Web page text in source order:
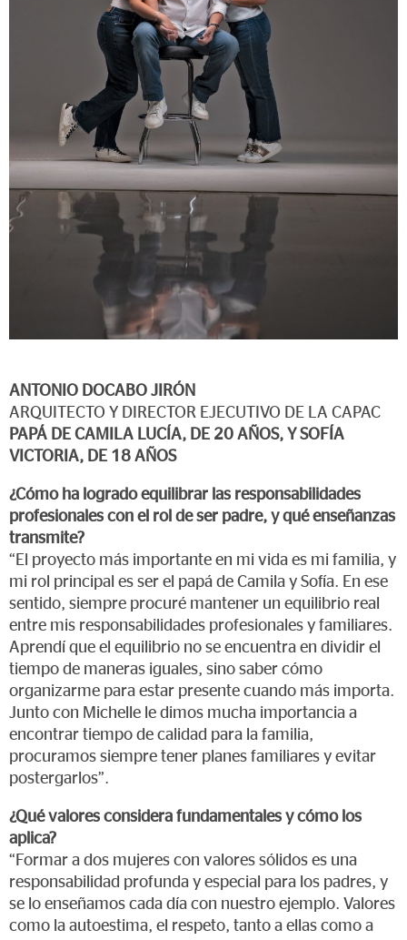
ANTONIO DOCABO JIRÓN
ARQUITECTO Y DIRECTOR EJECUTIVO DE LA CAPAC
PAPÁ DE CAMILA LUCÍA, DE 20 AÑOS, Y SOFÍA
VICTORIA, DE 18 AÑOS
¿Cómo ha logrado equilibrar las responsabilidades
profesionales con el rol de ser padre, y qué enseñanzas
transmite?
“El proyecto más importante en mi vida es mi familia, y
mi rol principal es ser el papá de Camila y Sofía. En ese
sentido, siempre procuré mantener un equilibrio real
entre mis responsabilidades profesionales y familiares.
Aprendí que el equilibrio no se encuentra en dividir el
tiempo de maneras iguales, sino saber cómo
organizarme para estar presente cuando más importa.
Junto con Michelle le dimos mucha importancia a
encontrar tiempo de calidad para la familia,
procuramos siempre tener planes familiares y evitar
postergarlos”.
¿Qué valores considera fundamentales y cómo los
aplica?
“Formar a dos mujeres con valores sólidos es una
responsabilidad profunda y especial para los padres, y
se lo enseñamos cada día con nuestro ejemplo. Valores
como la autoestima, el respeto, tanto a ellas como a